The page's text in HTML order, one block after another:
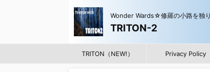
Wonder Wards☆修羅の小路を独
TRITON-2
TRITON（NEW!） Privacy Policy